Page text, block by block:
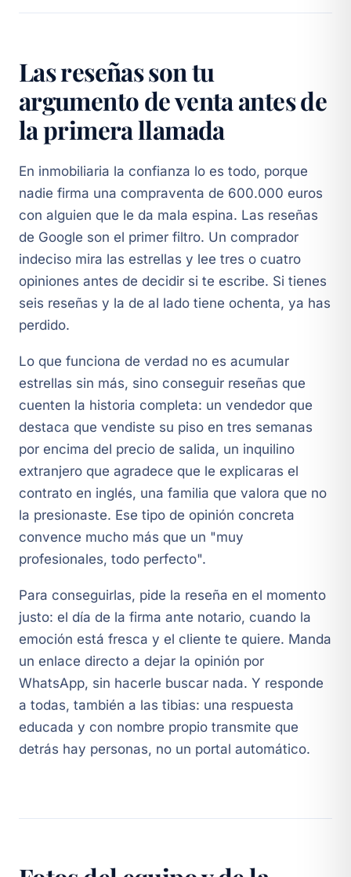
Las reseñas son tu
argumento de venta antes de
la primera llamada
En inmobiliaria la confianza lo es todo, porque
nadie firma una compraventa de 600.000 euros
con alguien que le da mala espina. Las reseñas
de Google son el primer filtro. Un comprador
indeciso mira las estrellas y lee tres o cuatro
opiniones antes de decidir si te escribe. Si tienes
seis reseñas y la de al lado tiene ochenta, ya has
perdido.
Lo que funciona de verdad no es acumular
estrellas sin más, sino conseguir reseñas que
cuenten la historia completa: un vendedor que
destaca que vendiste su piso en tres semanas
por encima del precio de salida, un inquilino
extranjero que agradece que le explicaras el
contrato en inglés, una familia que valora que no
la presionaste. Ese tipo de opinión concreta
convence mucho más que un "muy
profesionales, todo perfecto".
Para conseguirlas, pide la reseña en el momento
justo: el día de la firma ante notario, cuando la
emoción está fresca y el cliente te quiere. Manda
un enlace directo a dejar la opinión por
WhatsApp, sin hacerle buscar nada. Y responde
a todas, también a las tibias: una respuesta
educada y con nombre propio transmite que
detrás hay personas, no un portal automático.